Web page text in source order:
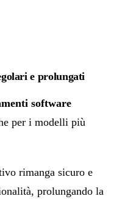
e prolungati
software
per i modelli più
rimanga sicuro e
prolungando la